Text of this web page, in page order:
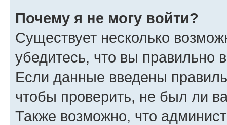
Почему я не могу войти?
Существует несколько
убедитесь, что вы правильно
Если данные введены
чтобы проверить, не был ли
Также возможно, что